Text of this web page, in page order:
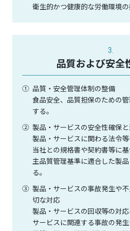
衛生的かつ健康的な労働環境の
3.
品質および安全
① 品質・安全管理体制の整備
食品安全、品質担保のための
する。
② 製品・サービスの安全性確保
製品・サービスに関わる法令等
当社との規格書や契約書等に
主品質管理基準に適合した製
る。
③ 製品・サービスの事故発生や
切な対応
製品・サービスの回収等の対
サービスに関連する事故の発